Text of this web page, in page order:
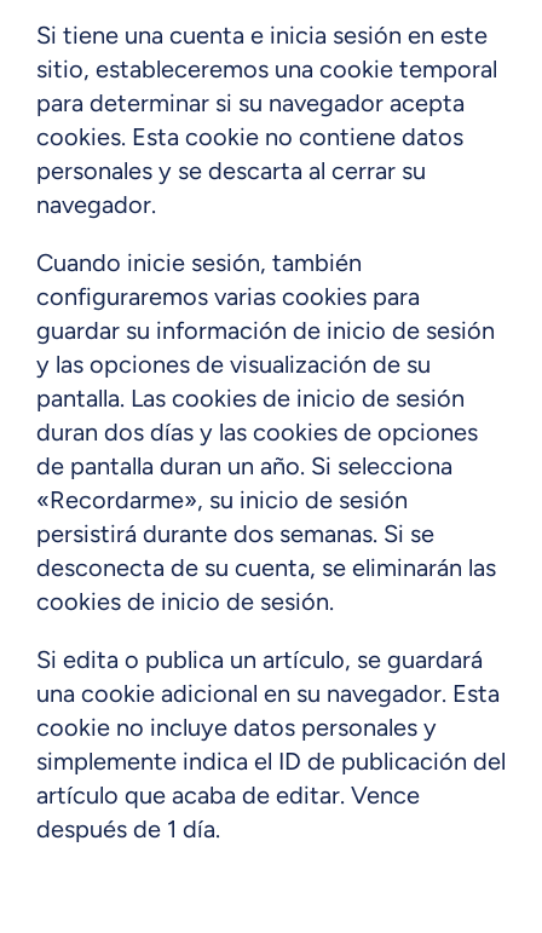
Si tiene una cuenta e inicia sesión en este
sitio, estableceremos una cookie temporal
para determinar si su navegador acepta
cookies. Esta cookie no contiene datos
personales y se descarta al cerrar su
navegador.
Cuando inicie sesión, también
configuraremos varias cookies para
guardar su información de inicio de sesión
y las opciones de visualización de su
pantalla. Las cookies de inicio de sesión
duran dos días y las cookies de opciones
de pantalla duran un año. Si selecciona
«Recordarme», su inicio de sesión
persistirá durante dos semanas. Si se
desconecta de su cuenta, se eliminarán las
cookies de inicio de sesión.
Si edita o publica un artículo, se guardará
una cookie adicional en su navegador. Esta
cookie no incluye datos personales y
simplemente indica el ID de publicación del
artículo que acaba de editar. Vence
después de 1 día.